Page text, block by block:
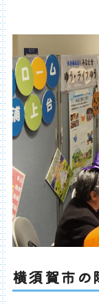
横須賀市の